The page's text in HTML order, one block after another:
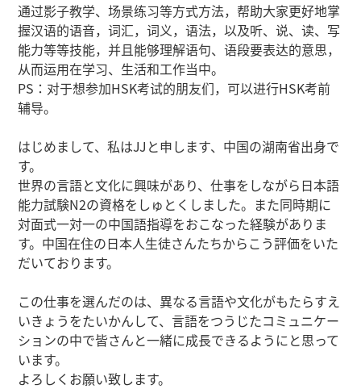
通过影子教学、场景练习等方式方法，帮助大家更好地掌
握汉语的语音，词汇，词义，语法，以及听、说、读、写
能力等等技能，并且能够理解语句、语段要表达的意思，
从而运用在学习、生活和工作当中。
PS：对于想参加HSK考试的朋友们，可以进行HSK考前
辅导。
はじめまして、私はJJと申します、中国の湖南省出身で
す。
世界の言語と文化に興味があり、仕事をしながら日本語
能力試験N2の資格をしゅとくしました。また同時期に
対面式一対一の中国語指導をおこなった経験がありま
す。中国在住の日本人生徒さんたちからこう評価をいた
だいております。
この仕事を選んだのは、異なる言語や文化がもたらすえ
いきょうをたいかんして、言語をつうじたコミュニケー
ションの中で皆さんと一緒に成長できるようにと思って
います。
よろしくお願い致します。